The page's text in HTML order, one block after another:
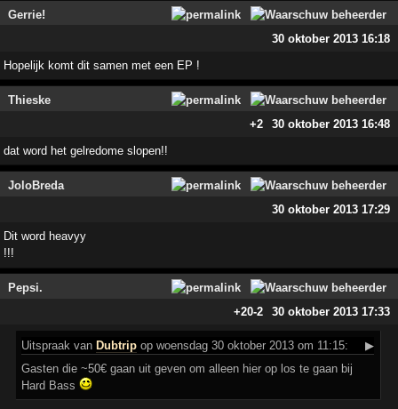
Gerrie!
30 oktober 2013 16:18
Hopelijk komt dit samen met een EP !
Thieske
+2
30 oktober 2013 16:48
dat word het gelredome slopen!!
JoloBreda
30 oktober 2013 17:29
Dit word heavyy
!!!
Pepsi.
+20-2 30 oktober 2013 17:33
Uitspraak vanDubtrip op woensdag 30 oktober 2013 om 11:15:
▶
Gasten die ~50€ gaan uit geven om alleen hier op los te gaan bij
Hard Bass